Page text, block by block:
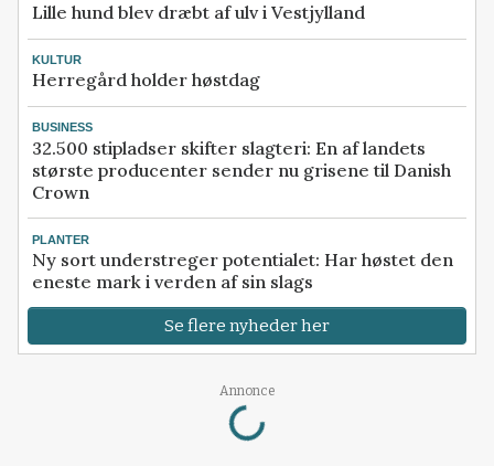
Lille hund blev dræbt af ulv i Vestjylland
KULTUR
Herregård holder høstdag
BUSINESS
32.500 stipladser skifter slagteri: En af landets
største producenter sender nu grisene til Danish
Crown
PLANTER
Ny sort understreger potentialet: Har høstet den
eneste mark i verden af sin slags
Se flere nyheder her
Annonce
Loading...